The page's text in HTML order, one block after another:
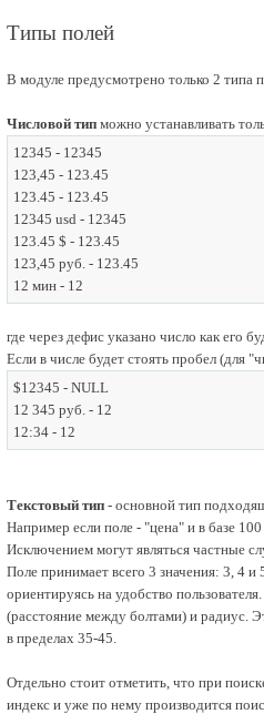
Типы полей
В модуле предусмотрено только 2 типа
Числовой тип можно устанавливать
12345 - 12345
123,45 - 123.45
123.45 - 123.45
12345 usd - 12345
123.45 $ - 123.45
123,45 руб. - 123.45
12 мин - 12
где через дефис указано число как его
Если в числе будет стоять пробел (для
$12345 - NULL
12 345 руб. - 12
12:34 - 12
Текстовый тип - основной тип
Например если поле - "цена" и в базе
Исключением могут являться частные
Поле принимает всего 3 значения: 3, 4
ориентируясь на удобство
(расстояние между болтами) и радиус.
в пределах 35-45.
Отдельно стоит отметить, что при
индекс и уже по нему производится